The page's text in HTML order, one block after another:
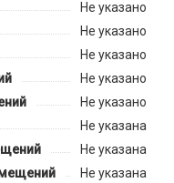
Не указано
Не указано
Не указано
Не указано
Не указано
Не указана
Не указана
Не указана